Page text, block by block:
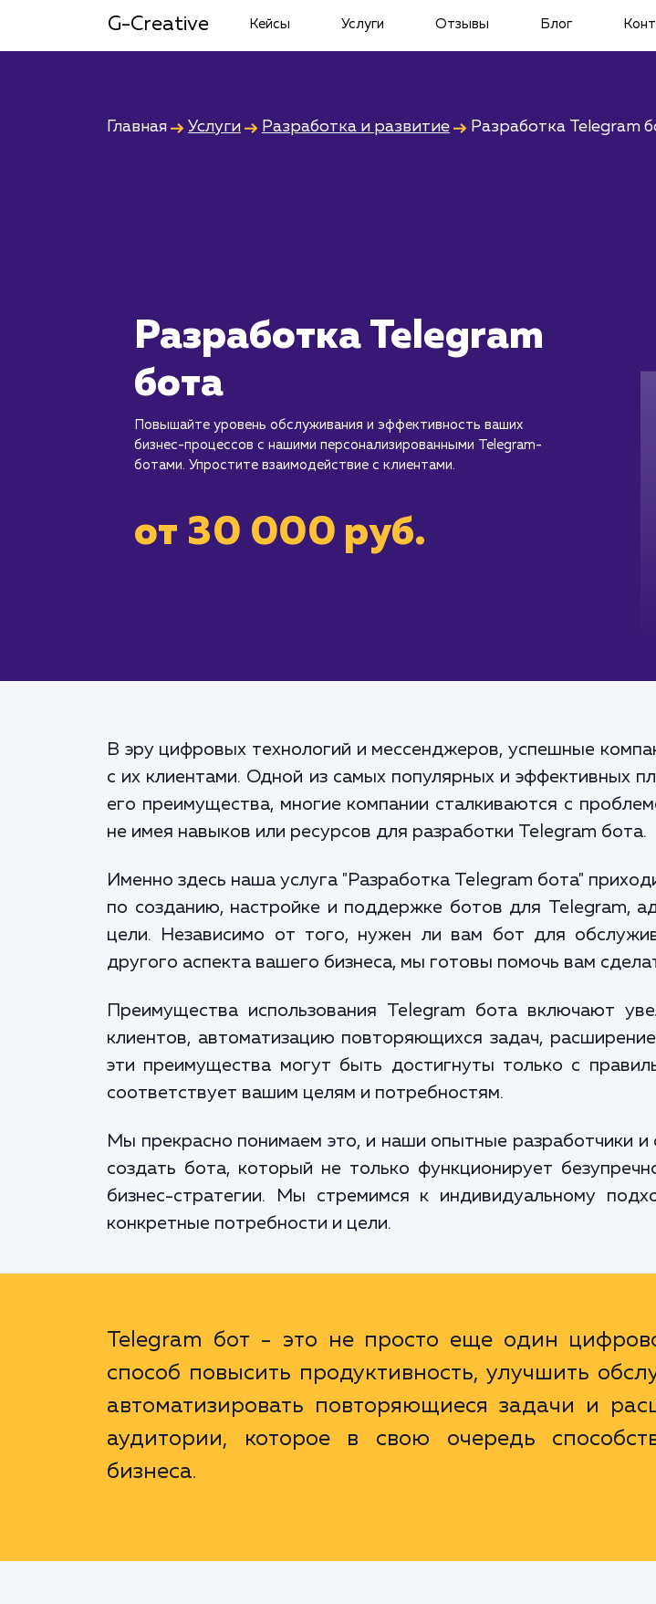
G-Creative Кейсы Услуги Отзывы Блог
Главная Услуги Разработка и развитие Разработка Telegram
Разработка Telegram
бота
Повышайте уровень обслуживания и эффективность ваших
бизнес-процессов с нашими персонализированными Telegram-
ботами. Упростите взаимодействие с клиентами.
от 30 000 руб.
В эру цифровых технологий и мессенджеров, успешные
с их клиентами. Одной из самых популярных и эффективных
его преимущества, многие компании сталкиваются с
не имея навыков или ресурсов для разработки Telegram бота.
Именно здесь наша услуга "Разработка Telegram бота"
по созданию, настройке и поддержке ботов для Telegram,
цели. Независимо от того, нужен ли вам бот для
другого аспекта вашего бизнеса, мы готовы помочь вам
Преимущества использования Telegram бота включают
клиентов, автоматизацию повторяющихся задач,
эти преимущества могут быть достигнуты только с
соответствует вашим целям и потребностям.
Мы прекрасно понимаем это, и наши опытные разработчики
создать бота, который не только функционирует
бизнес-стратегии. Мы стремимся к индивидуальному
конкретные потребности и цели.
Telegram бот - это не просто еще один
способ повысить продуктивность, улучшить
автоматизировать повторяющиеся задачи и
аудитории, которое в свою очередь
бизнеса.